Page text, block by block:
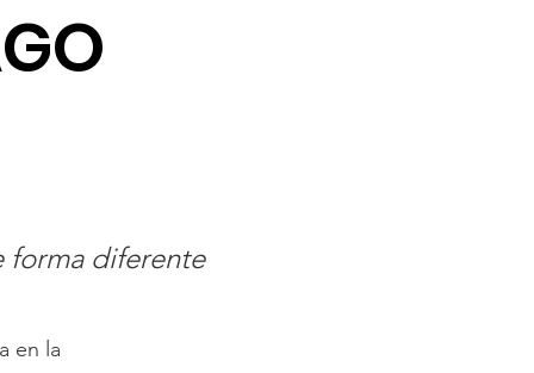
forma diferente
en la